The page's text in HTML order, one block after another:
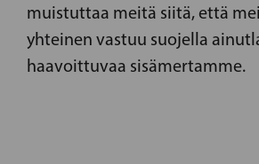
muistuttaa meitä siitä, että
yhteinen vastuu suojella
haavoittuvaa sisämertamme.